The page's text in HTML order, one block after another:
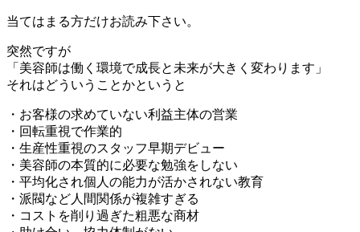
当てはまる方だけお読み下さい。
突然ですが
「美容師は働く環境で成長と未来が大きく変わります」
それはどういうことかというと
・お客様の求めていない利益主体の営業
・回転重視で作業的
・生産性重視のスタッフ早期デビュー
・美容師の本質的に必要な勉強をしない
・平均化され個人の能力が活かされない教育
・派閥など人間関係が複雑すぎる
・コストを削り過ぎた粗悪な商材